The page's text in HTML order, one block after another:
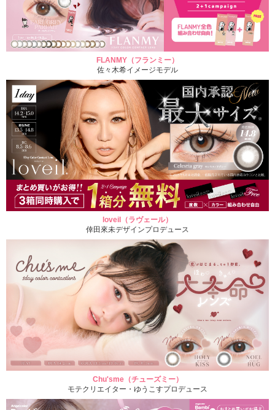
FLANMY（フランミー）
佐々木希イメージモデル
loveil（ラヴェール）
倖田來未デザインプロデュース
Chu'sme（チューズミー）
モテクリエイター・ゆうこすプロデュース